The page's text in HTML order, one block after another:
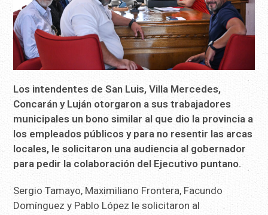
Los intendentes de San Luis, Villa Mercedes,
Concarán y Luján otorgaron a sus trabajadores
municipales un bono similar al que dio la provincia a
los empleados públicos y para no resentir las arcas
locales, le solicitaron una audiencia al gobernador
para pedir la colaboración del Ejecutivo puntano.
Sergio Tamayo, Maximiliano Frontera, Facundo
Domínguez y Pablo López le solicitaron al